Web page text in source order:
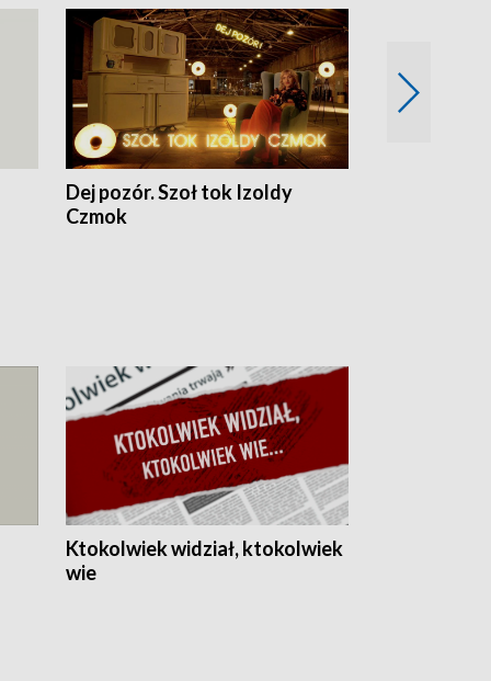
Dej pozór. Szoł tok Izoldy
Czmok
Ktokolwiek widział, ktokolwiek
wie